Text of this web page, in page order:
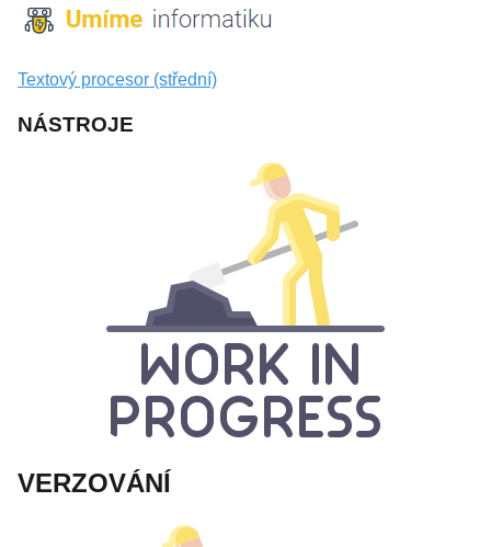
Textový procesor (střední)
NÁSTROJE
VERZOVÁNÍ